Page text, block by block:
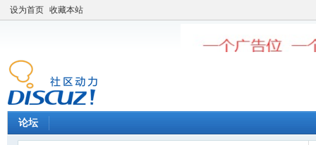
设为首页 收藏本站
论坛